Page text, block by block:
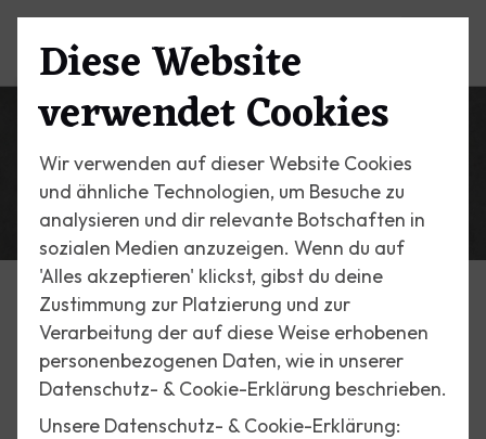
Diese Website
verwendet Cookies
Wir verwenden auf dieser Website Cookies
und ähnliche Technologien, um Besuche zu
analysieren und dir relevante Botschaften in
sozialen Medien anzuzeigen. Wenn du auf
'Alles akzeptieren' klickst, gibst du deine
Zustimmung zur Platzierung und zur
Verarbeitung der auf diese Weise erhobenen
personenbezogenen Daten, wie in unserer
Datenschutz- & Cookie-Erklärung beschrieben.
Unsere Datenschutz- & Cookie-Erklärung:
Ausstellungen
David Umemoto: Architekt
des Unmöglichen